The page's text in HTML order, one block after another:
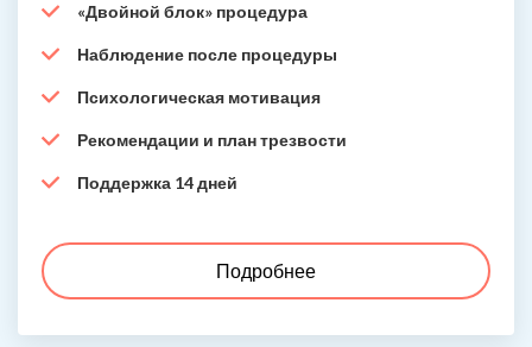
«Двойной блок» процедура
Наблюдение после процедуры
Психологическая мотивация
Рекомендации и план трезвости
Поддержка 14 дней
Подробнее